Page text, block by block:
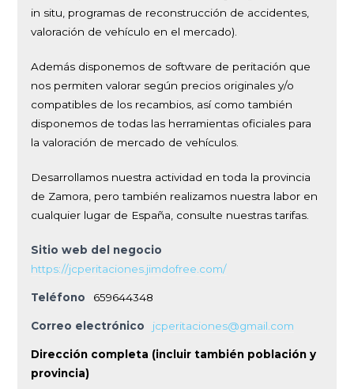
in situ, programas de reconstrucción de accidentes,
valoración de vehículo en el mercado).
Además disponemos de software de peritación que
nos permiten valorar según precios originales y/o
compatibles de los recambios, así como también
disponemos de todas las herramientas oficiales para
la valoración de mercado de vehículos.
Desarrollamos nuestra actividad en toda la provincia
de Zamora, pero también realizamos nuestra labor en
cualquier lugar de España, consulte nuestras tarifas.
Sitio web del negocio
https://jcperitaciones.jimdofree.com/
Teléfono 659644348
Correo electrónico jcperitaciones@gmail.com
Dirección completa (incluir también población y
provincia)